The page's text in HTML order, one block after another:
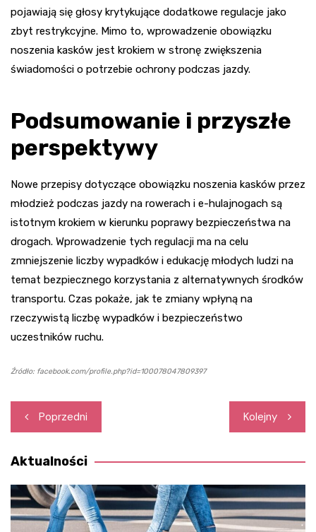
pojawiają się głosy krytykujące dodatkowe regulacje jako
zbyt restrykcyjne. Mimo to, wprowadzenie obowiązku
noszenia kasków jest krokiem w stronę zwiększenia
świadomości o potrzebie ochrony podczas jazdy.
Podsumowanie i przyszłe
perspektywy
Nowe przepisy dotyczące obowiązku noszenia kasków przez
młodzież podczas jazdy na rowerach i e-hulajnogach są
istotnym krokiem w kierunku poprawy bezpieczeństwa na
drogach. Wprowadzenie tych regulacji ma na celu
zmniejszenie liczby wypadków i edukację młodych ludzi na
temat bezpiecznego korzystania z alternatywnych środków
transportu. Czas pokaże, jak te zmiany wpłyną na
rzeczywistą liczbę wypadków i bezpieczeństwo
uczestników ruchu.
Źródło: facebook.com/profile.php?id=100078047809397
Nawigacja
wpisu
Poprzedni Kolejny
Aktualności